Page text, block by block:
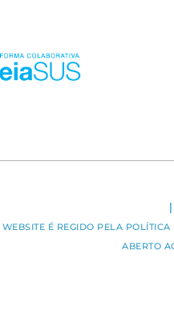
WEBSITE É REGIDO PELA
ABERTO